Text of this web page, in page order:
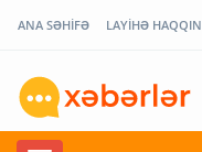
ANA SƏHİFƏ LAYİHƏ